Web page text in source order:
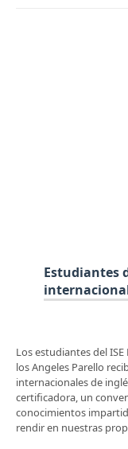
Estudiantes
Los estudiantes del
los Angeles Parello
internacionales de
certificadora, un
conocimientos
rendir en nuestras